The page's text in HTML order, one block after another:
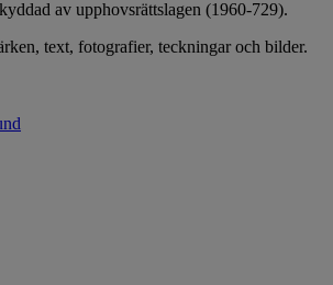
av upphovsrättslagen (1960-729).
text, fotografier, teckningar och bilder.